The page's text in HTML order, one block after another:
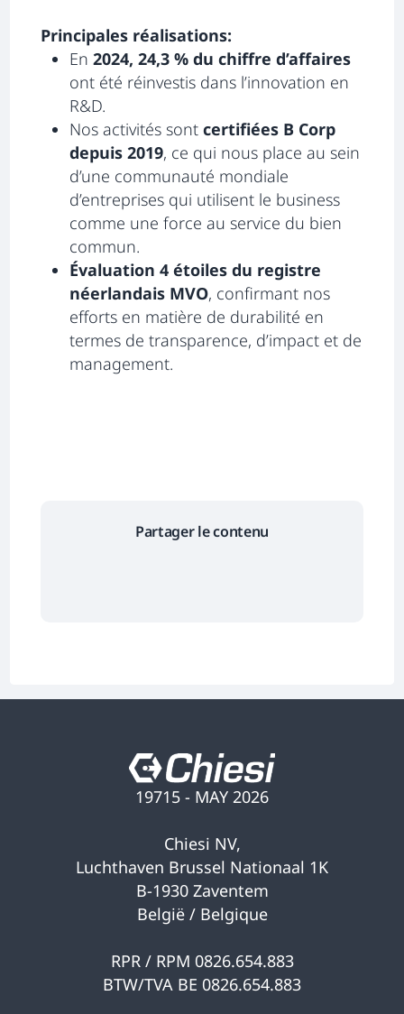
Principales réalisations:
En 2024, 24,3 % du chiffre d’affaires
ont été réinvestis dans l’innovation en
R&D.
Nos activités sont certifiées B Corp
depuis 2019, ce qui nous place au sein
d’une communauté mondiale
d’entreprises qui utilisent le business
comme une force au service du bien
commun.
Évaluation 4 étoiles du registre
néerlandais MVO, confirmant nos
efforts en matière de durabilité en
termes de transparence, d’impact et de
management.
Partager le contenu
19715 - MAY 2026
Chiesi NV,
Luchthaven Brussel Nationaal 1K
B-1930 Zaventem
België / Belgique
RPR / RPM 0826.654.883
BTW/TVA BE 0826.654.883